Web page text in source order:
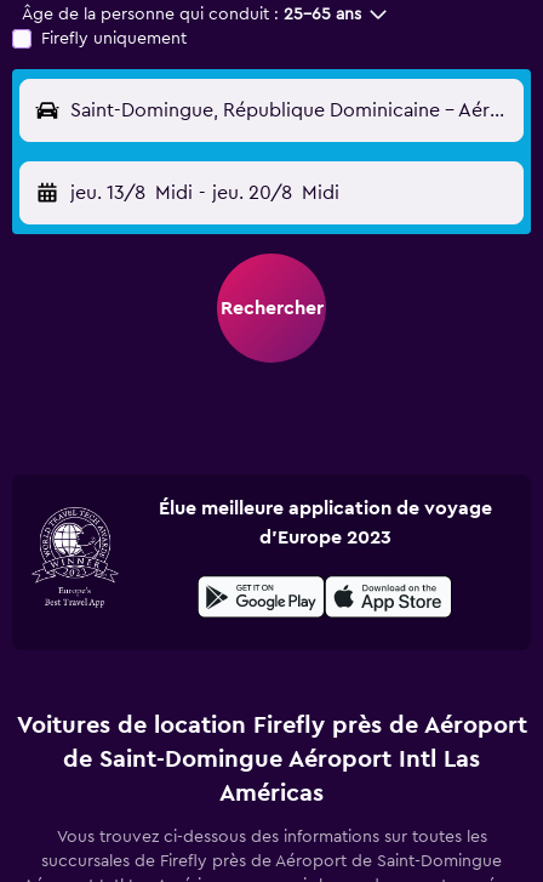
Âge de la personne qui conduit : 25-65 ans
Firefly uniquement
Saint-Domingue, République Dominicaine - Aéroport Intl Las Américas (SDQ)
jeu. 13/8 Midi - jeu. 20/8 Midi
Rechercher
Élue meilleure application de voyage
d'Europe 2023
Voitures de location Firefly près de Aéroport
de Saint-Domingue Aéroport Intl Las
Américas
Vous trouvez ci-dessous des informations sur toutes les
succursales de Firefly près de Aéroport de Saint-Domingue